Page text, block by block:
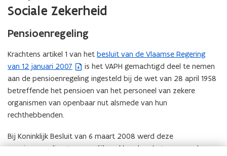
v
s
t
e
r
)
n
i
u
w
v
e
n
s
t
r
)
s
a
d
o
p
e
n
t
n
Sociale Zekerheid
Pensioenregeling
Krachtens artikel 1 van het besluit van de Vlaamse Regering
van 12 januari 2007
(
b
e
s
t
d
is het VAPH gemachtigd deel te nemen
aan de pensioenregeling ingesteld bij de wet van 28 april 1958
betreffende het pensioen van het personeel van zekere
organismen van openbaar nut alsmede van hun
rechthebbenden.
Bij Koninklijk Besluit van 6 maart 2008 werd deze
pensioenregeling toepasselijk verklaard op het personeel van